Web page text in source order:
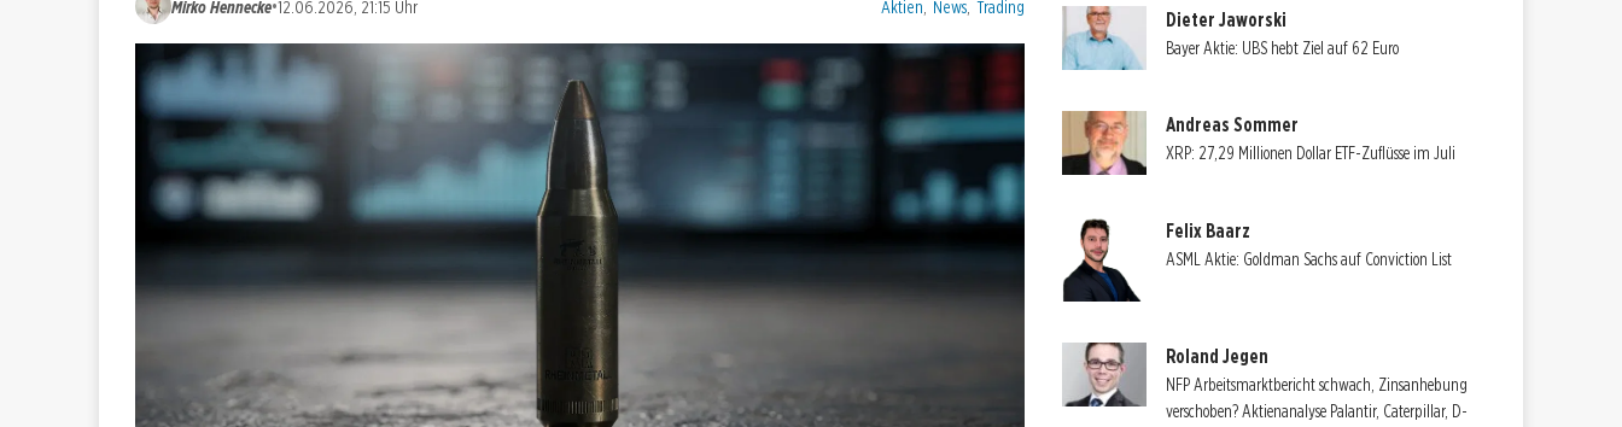
Mirko Hennecke•12.06.2026, 21:15 Uhr Kategorien:
Aktien News Trading
Dieter Jaworski
Bayer Aktie: UBS hebt Ziel auf 62 Euro
Andreas Sommer
XRP: 27,29 Millionen Dollar ETF-Zuflüsse im Juli
Felix Baarz
ASML Aktie: Goldman Sachs auf Conviction List
Roland Jegen
NFP Arbeitsmarktbericht schwach, Zinsanhebung
verschoben? Aktienanalyse Palantir, Caterpillar, D-